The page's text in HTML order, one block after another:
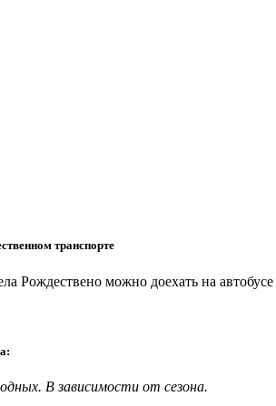
транспорте
Рождествено можно доехать на
В зависимости от сезона.